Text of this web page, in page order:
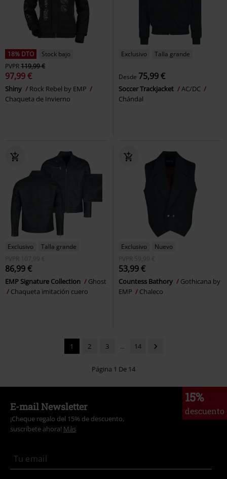
18% DTO
Stock bajo
PVPR119,99 €
97,99 €
Shiny
Rock Rebel by EMP
Chaqueta de Invierno
Exclusivo Talla grande
Desde 75,99 €
Soccer Trackjacket
AC/DC
Chándal
Exclusivo
Talla grande
PVPR 107,99 €
86,99 €
EMP Signature Collection
Ghost
Chaqueta imitación cuero
Exclusivo
Nuevo
PVPR
59,99 €
53,99 €
Countess Bathory
Gothicana by
EMP
Chaleco
1 2 3 ... 14
Página 1 De 14
15%
descuento
E-mail Newsletter
¡Cheque regalo del 15% de descuento,
suscríbete ahora! Más